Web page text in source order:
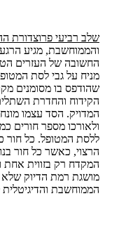
שלב רביעי פרוצדורת
והממוחשבת, מגיע
החשובה של העזרים
מניח על גבי לסת
שהודפס בו מסומנים
הקידוח והחדרת
המדויק. הסד עצמו
ולאורכו מספר חורים
ללסת המטופל. כל חור
הרצוי, כאשר כל חור
המקדח רק בזווית אחת
מושגת רמת הדיוק שלא
הממוחשבת